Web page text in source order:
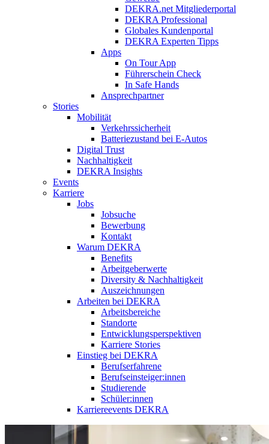
DEKRA.net Mitgliederportal
DEKRA Professional
Globales Kundenportal
DEKRA Experten Tipps
Apps
On Tour App
Führerschein Check
In Safe Hands
Ansprechpartner
Stories
Mobilität
Verkehrssicherheit
Batteriezustand bei E-Autos
Digital Trust
Nachhaltigkeit
DEKRA Insights
Events
Karriere
Jobs
Jobsuche
Bewerbung
Kontakt
Warum DEKRA
Benefits
Arbeitgeberwerte
Diversity & Nachhaltigkeit
Auszeichnungen
Arbeiten bei DEKRA
Arbeitsbereiche
Standorte
Entwicklungsperspektiven
Karriere Stories
Einstieg bei DEKRA
Berufserfahrene
Berufseinsteiger:innen
Studierende
Schüler:innen
Karriereevents DEKRA